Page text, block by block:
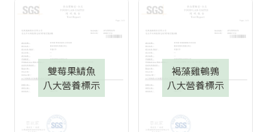
雙莓果鯖魚
八大營養標示
褐藻雞鵪鶉
八大營養標示